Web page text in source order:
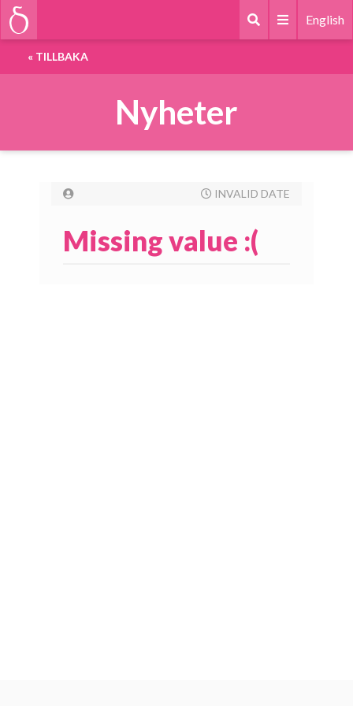
English
« TILLBAKA
Nyheter
INVALID DATE
Missing value :(